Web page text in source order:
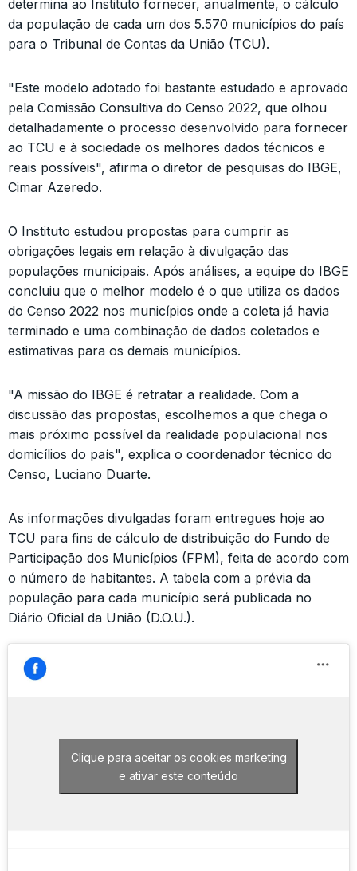
determina ao Instituto fornecer, anualmente, o cálculo
da população de cada um dos 5.570 municípios do país
para o Tribunal de Contas da União (TCU).
"Este modelo adotado foi bastante estudado e aprovado
pela Comissão Consultiva do Censo 2022, que olhou
detalhadamente o processo desenvolvido para fornecer
ao TCU e à sociedade os melhores dados técnicos e
reais possíveis", afirma o diretor de pesquisas do IBGE,
Cimar Azeredo.
O Instituto estudou propostas para cumprir as
obrigações legais em relação à divulgação das
populações municipais. Após análises, a equipe do IBGE
concluiu que o melhor modelo é o que utiliza os dados
do Censo 2022 nos municípios onde a coleta já havia
terminado e uma combinação de dados coletados e
estimativas para os demais municípios.
"A missão do IBGE é retratar a realidade. Com a
discussão das propostas, escolhemos a que chega o
mais próximo possível da realidade populacional nos
domicílios do país", explica o coordenador técnico do
Censo, Luciano Duarte.
As informações divulgadas foram entregues hoje ao
TCU para fins de cálculo de distribuição do Fundo de
Participação dos Municípios (FPM), feita de acordo com
o número de habitantes. A tabela com a prévia da
população para cada município será publicada no
Diário Oficial da União (D.O.U.).
Clique para aceitar os cookies marketing
e ativar este conteúdo